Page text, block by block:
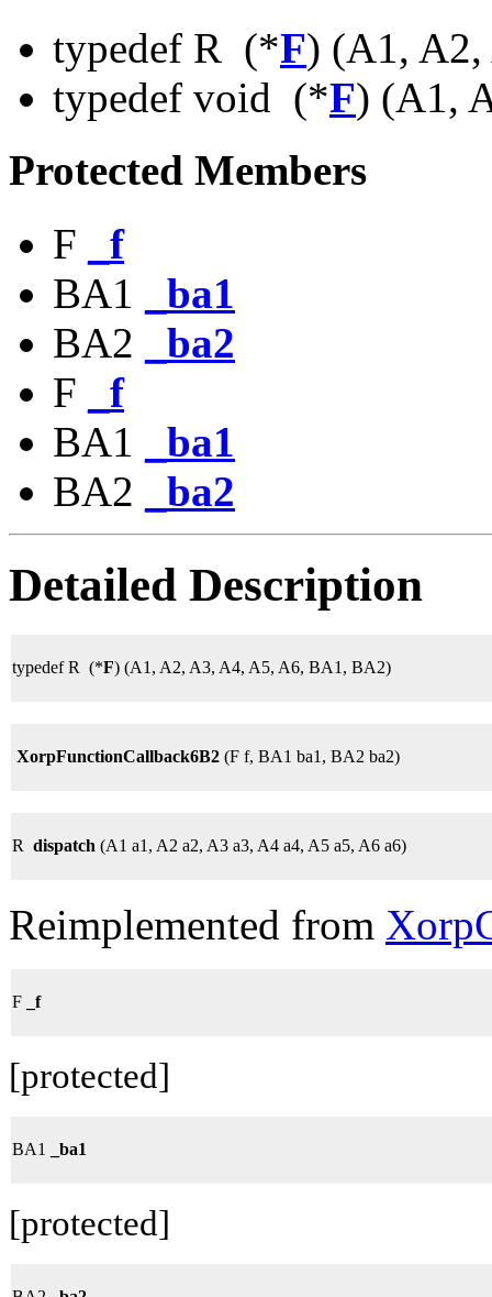
typedef R (*F) (A1,
typedef void (*F) (A1,
Protected Members
F
_f
BA1
_ba1
BA2
_ba2
F
_f
BA1
_ba1
BA2
_ba2
Detailed Description
typedef R (*F) (A1, A2, A3, A4, A5, A6, BA1, BA2)
XorpFunctionCallback6B2 (F f, BA1 ba1, BA2 ba2)
R dispatch (A1 a1, A2 a2, A3 a3, A4 a4, A5 a5, A6 a6)
Reimplemented from
F _f
[protected]
BA1 _ba1
[protected]